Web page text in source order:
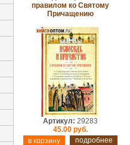
правилом ко Святому
Причащению
Артикул: 29283
45.00 руб.
подробнее